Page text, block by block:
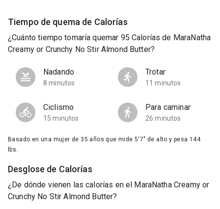
Tiempo de quema de Calorías
¿Cuánto tiempo tomaría quemar 95 Calorías de MaraNatha
Creamy or Crunchy No Stir Almond Butter?
Nadando
8 minutos
Trotar
11 minutos
Ciclismo
15 minutos
Para caminar
26 minutos
Basado en una mujer de 35 años que mide 5'7" de alto y pesa 144
lbs.
Desglose de Calorías
¿De dónde vienen las calorías en el MaraNatha Creamy or
Crunchy No Stir Almond Butter?